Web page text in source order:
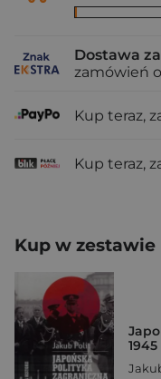
Dostawa za
zamówień
Kup teraz,
Kup teraz,
Kup w zestawie
1945